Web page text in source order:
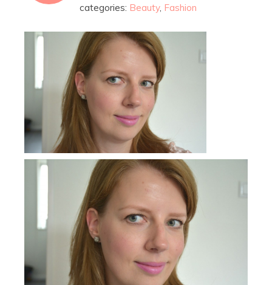
categories: Beauty, Fashion